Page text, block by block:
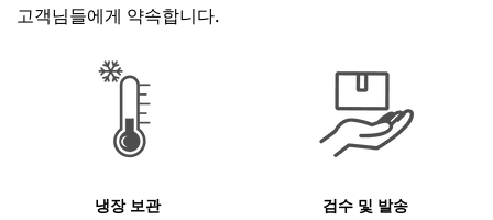
고객님들에게 약속합니다.
냉장 보관 검수 및 발송